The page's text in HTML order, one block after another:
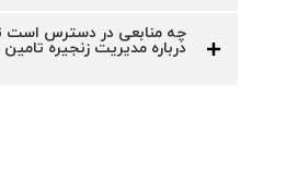
چه منابعی در دسترس است
درباره مدیریت زنجیره